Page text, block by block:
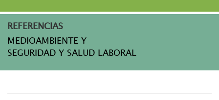
REFERENCIAS
MEDIOAMBIENTE Y
SEGURIDAD Y SALUD LABORAL